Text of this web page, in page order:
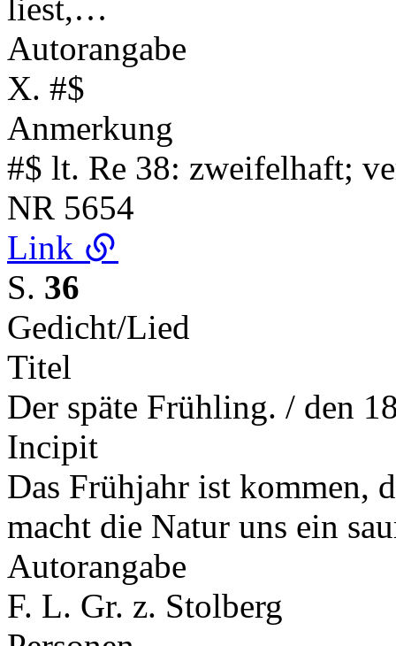
liest,…
Autorangabe
X. #$
Anmerkung
#$ lt. Re 38: zweifelhaft;
NR 5654
Link
S. 36
Gedicht/Lied
Titel
Der späte Frühling. / den
Incipit
Das Frühjahr ist kommen,
macht die Natur uns ein
Autorangabe
F. L. Gr. z. Stolberg